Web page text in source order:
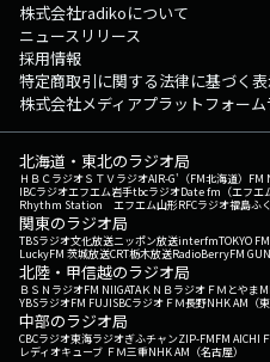
株式会社radikoについて
ニュースリリース
採用情報
特定商取引に関する法律に基づく
株式会社メディアプラットフォー
北海道・東北のラジオ局
ＨＢＣラジオＳＴＶラジオAIR-G'（FM北海道） FM
IBCラジオエフエム岩手tbcラジオDate fm（エフエ
Rhythm Station エフエム山形RFCラジオ福島ふ
関東のラジオ局
TBSラジオ文化放送ニッポン放送interfmTOKYO FM
LuckyFM 茨城放送CRT栃木放送RadioBerryFM
北陸・甲信越のラジオ局
ＢＳＮラジオFM NIIGATAＫＮＢラジオ ＦＭとやま
YBSラジオFM FUJISBCラジオ ＦＭ長野NHK AM（東
中部のラジオ局
CBCラジオ東海ラジオぎふチャンZIP-FMFM AICHI
レディオキューブ ＦＭ三重NHK AM（名古屋）